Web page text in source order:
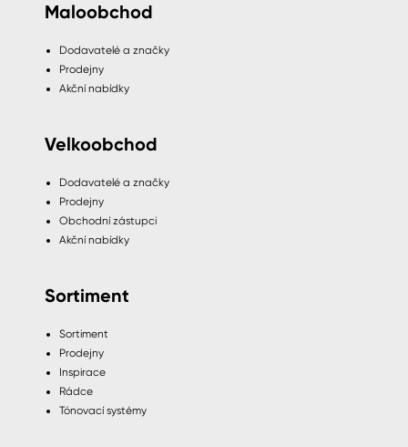
Maloobchod
Dodavatelé a značky
Prodejny
Akční nabídky
Velkoobchod
Dodavatelé a značky
Prodejny
Obchodní zástupci
Akční nabídky
Sortiment
Sortiment
Prodejny
Inspirace
Rádce
Tónovací systémy